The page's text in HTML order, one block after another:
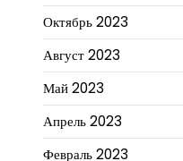
Октябрь 2023
Август 2023
Май 2023
Апрель 2023
Февраль 2023